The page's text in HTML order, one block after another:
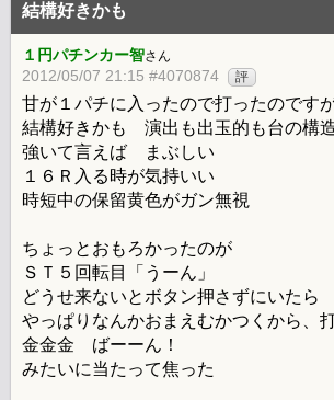
結構好きかも
１円パチンカー智さん
2012/05/07 21:15 #4070874 評
甘が１パチに入ったので打ったのです
結構好きかも 演出も出玉的も台の構
強いて言えば まぶしい
１６Ｒ入る時が気持いい
時短中の保留黄色がガン無視
ちょっとおもろかったのが
ＳＴ５回転目「うーん」
どうせ来ないとボタン押さずにいたら
やっぱりなんかおまえむかつくから、
金金金 ばーーん！
みたいに当たって焦った